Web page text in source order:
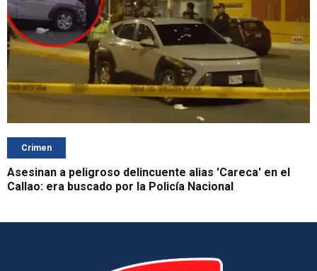
Crimen
Asesinan a peligroso delincuente alias 'Careca' en el
Callao: era buscado por la Policía Nacional